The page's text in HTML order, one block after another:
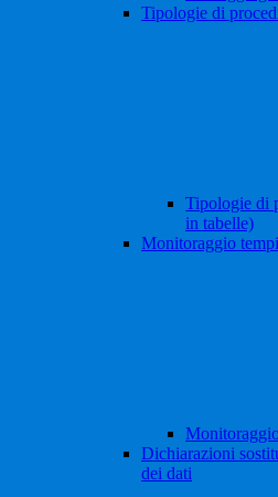
Tipologie di
Tipologie di
in tabelle)
Monitoraggio
Dichiarazioni
dei dati